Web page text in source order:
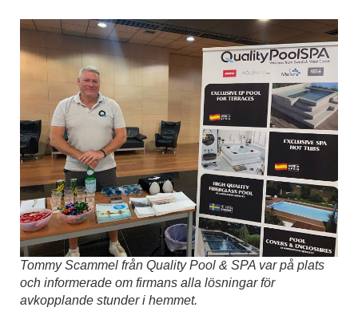
Tommy Scammel från Quality Pool & SPA var på plats
och informerade om firmans alla lösningar för
avkopplande stunder i hemmet.